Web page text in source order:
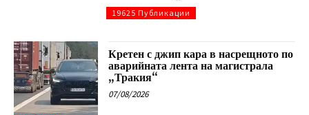
19625 Публикации
Кретен с джип кара в насрещното по
аварийната лента на магистрала
„Тракия“
07/08/2026